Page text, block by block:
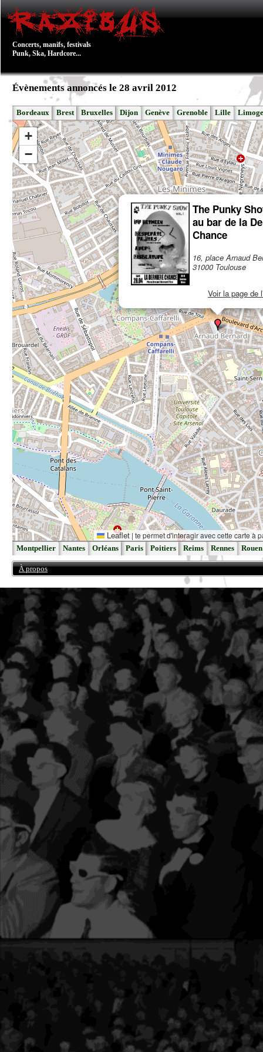
Concerts, manifs, festivals
Punk, Ska, Hardcore...
Évènements annoncés le 28 avril 2012
Bordeaux Brest Bruxelles Dijon Genève Grenoble Lille
The Punky
au bar de la
Chance
16, place Arnaud
31000 Toulouse
Voir la page de
+
−
Leaflet | te permet d'interagir avec cette carte à
Montpellier Nantes Orléans Paris Poitiers Reims Rennes Rouen
À propos